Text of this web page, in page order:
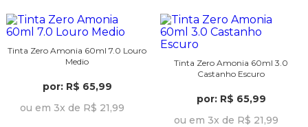
Tinta Zero Amonia 60ml 7.0 Louro
Medio
por: R$ 65,99
ou em 3x de R$ 21,99
Tinta Zero Amonia 60ml 3.0
Castanho Escuro
por: R$ 65,99
ou em 3x de R$ 21,99